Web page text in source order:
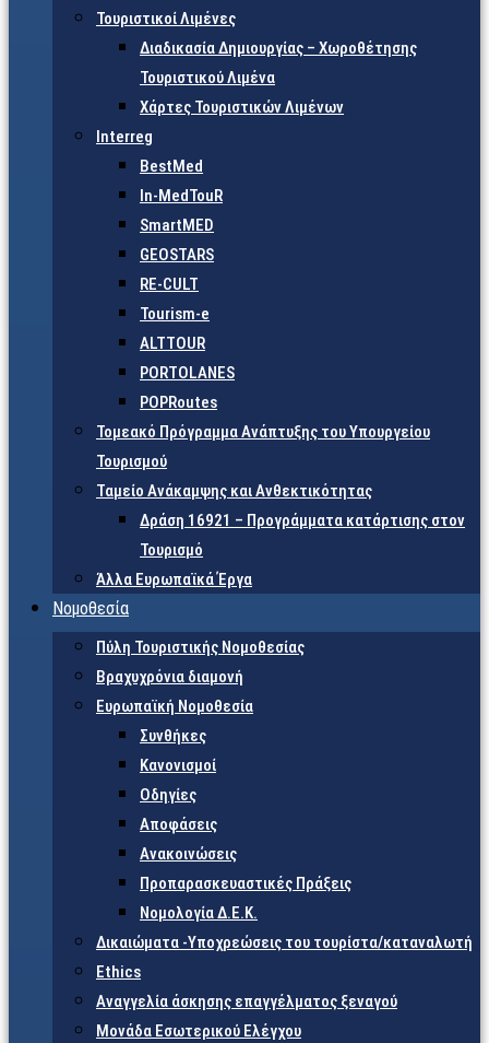
Τουριστικοί Λιμένες
Διαδικασία Δημιουργίας – Χωροθέτησης
Τουριστικού Λιμένα
Χάρτες Τουριστικών Λιμένων
Interreg
BestMed
In-MedTouR
SmartMED
GEOSTARS
RE-CULT
Tourism-e
ALTTOUR
PORTOLANES
POPRoutes
Τομεακό Πρόγραμμα Ανάπτυξης του Υπουργείου
Τουρισμού
Ταμείο Ανάκαμψης και Ανθεκτικότητας
Δράση 16921 – Προγράμματα κατάρτισης στον
Τουρισμό
Άλλα Ευρωπαϊκά Έργα
Νομοθεσία
Πύλη Τουριστικής Νομοθεσίας
Βραχυχρόνια διαμονή
Ευρωπαϊκή Νομοθεσία
Συνθήκες
Κανονισμοί
Οδηγίες
Αποφάσεις
Ανακοινώσεις
Προπαρασκευαστικές Πράξεις
Νομολογία Δ.Ε.Κ.
Δικαιώματα -Υποχρεώσεις του τουρίστα/καταναλωτή
Ethics
Αναγγελία άσκησης επαγγέλματος ξεναγού
Μονάδα Εσωτερικού Ελέγχου